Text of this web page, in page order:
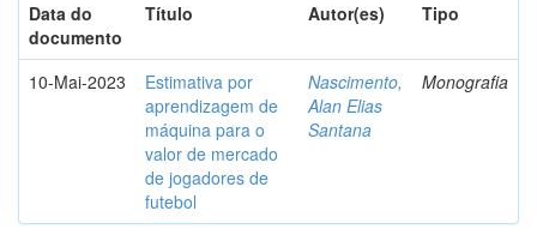
Data do
documento
Título Autor(es) Tipo
10-Mai-2023
Estimativa por
aprendizagem de
máquina para o
valor de mercado
de jogadores de
futebol
Nascimento,
Alan Elias
Santana
Monografia